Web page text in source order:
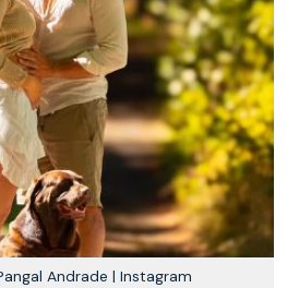
Andrade | Instagram